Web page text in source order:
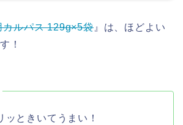
カルパス 129g×5袋』は、ほどよい
！
ッときいてうまい！